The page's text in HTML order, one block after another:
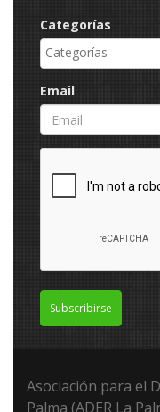
Categorías
Email
Subscribirse
Asociación para el
Palma (ADER La